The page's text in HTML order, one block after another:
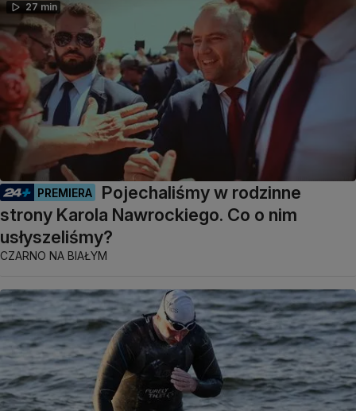
27 min
PREMIERA
Pojechaliśmy w rodzinne
strony Karola Nawrockiego. Co o nim
usłyszeliśmy?
CZARNO NA BIAŁYM